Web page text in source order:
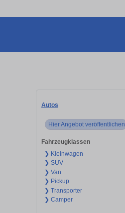
Autos
Hier Angebot veröffentlichen
Fahrzeugklassen
❯ Kleinwagen
❯ SUV
❯ Van
❯ Pickup
❯ Transporter
❯ Camper